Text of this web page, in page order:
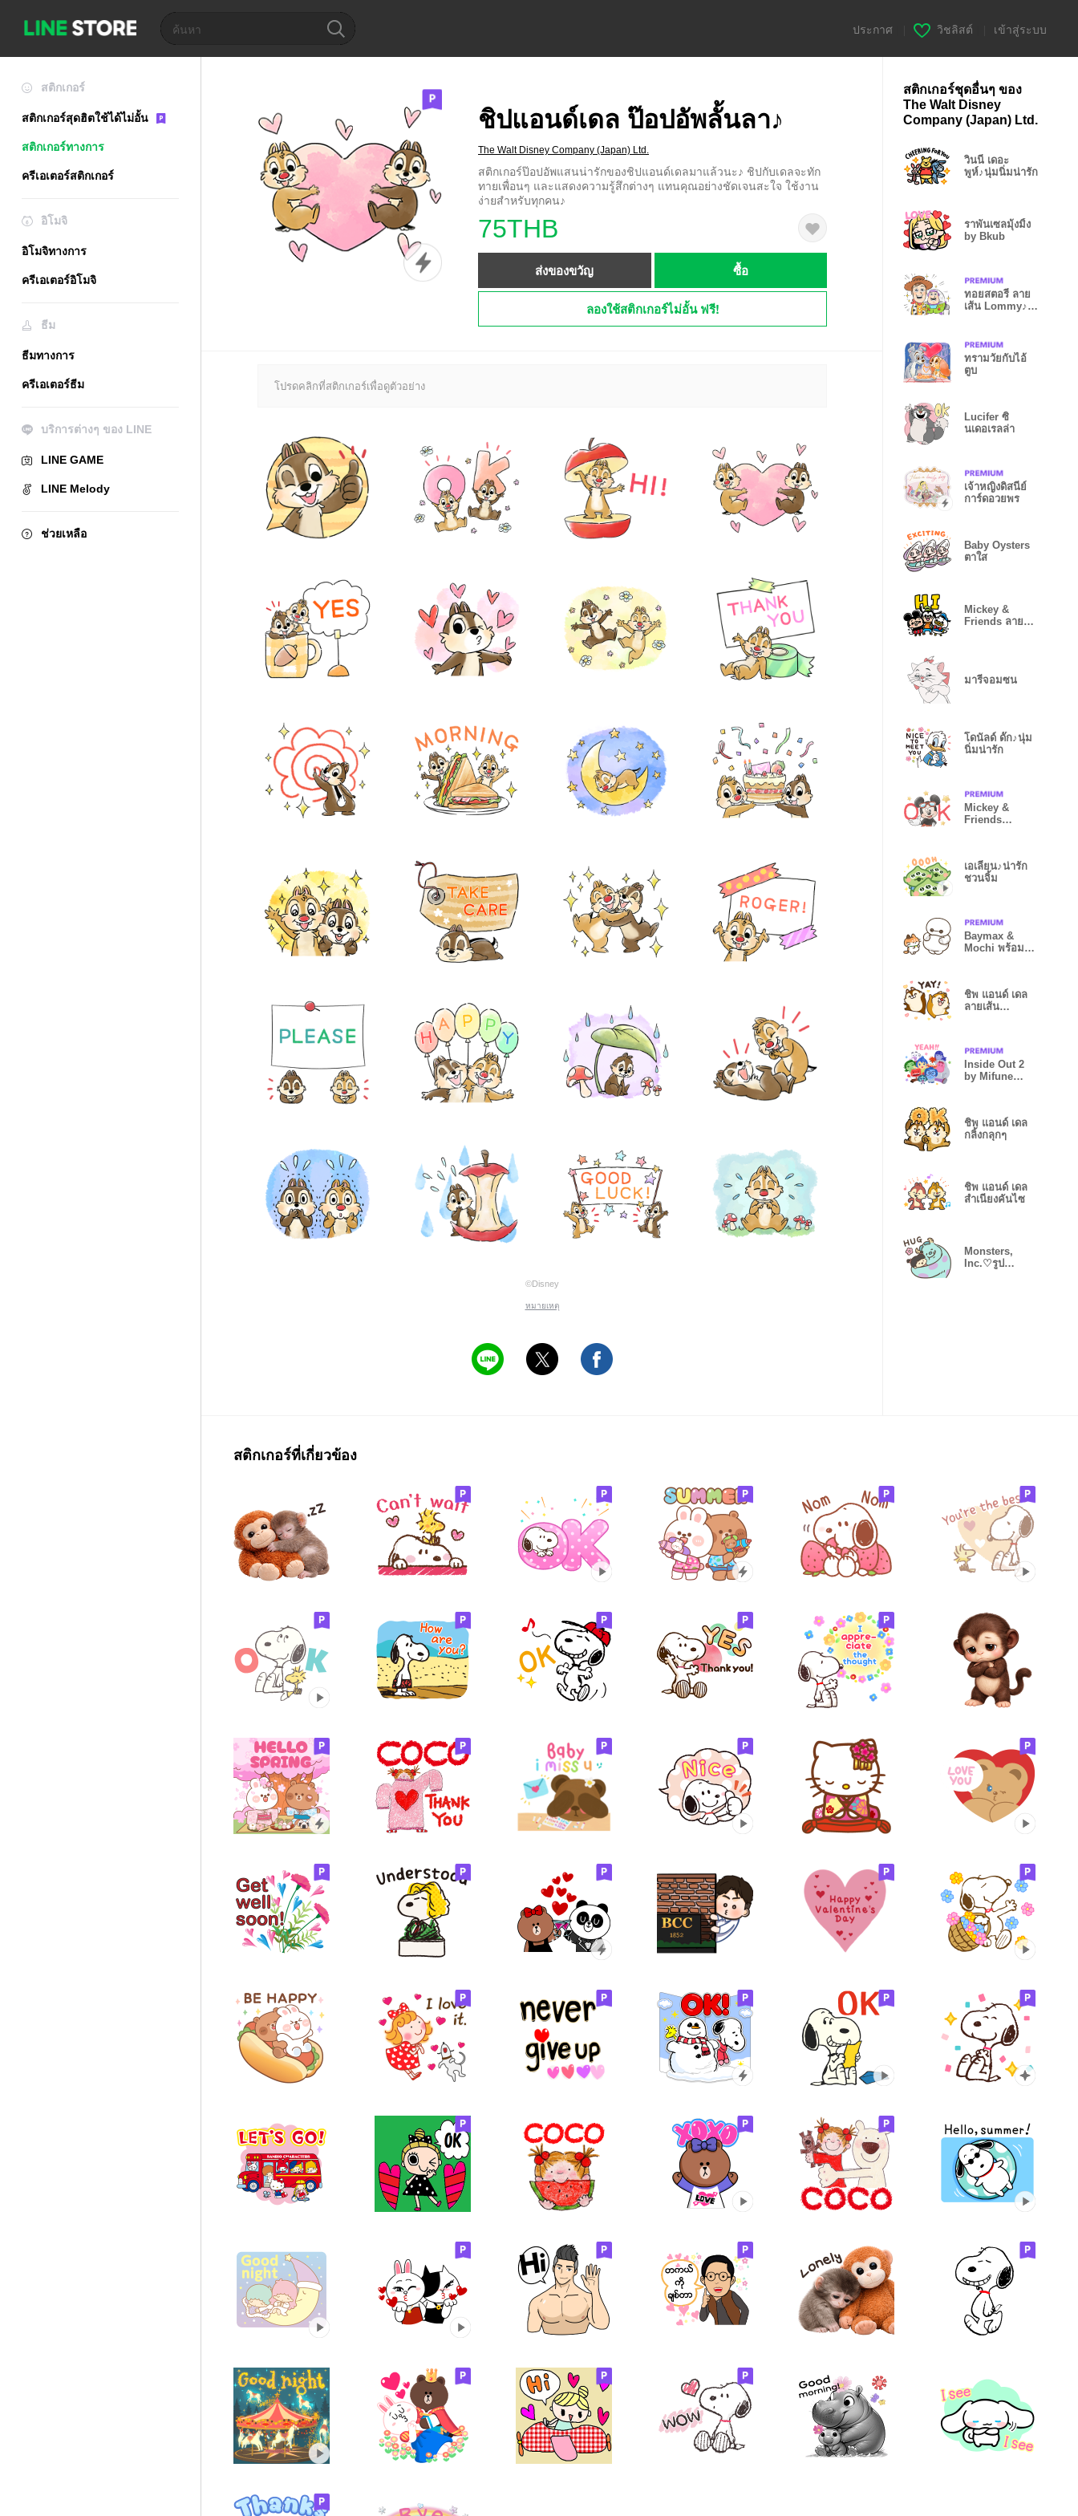
ประกาศ วิชลิสต์ เข้าสู่ระบบ
สติกเกอร์
สติกเกอร์สุดฮิตใช้ได้ไม่อั้น
สติกเกอร์ทางการ
ครีเอเตอร์สติกเกอร์
อิโมจิ
อิโมจิทางการ
ครีเอเตอร์อิโมจิ
ธีม
ธีมทางการ
ครีเอเตอร์ธีม
บริการต่างๆ ของ LINE
LINE GAME
LINE Melody
ช่วยเหลือ
ชิปแอนด์เดล ป๊อปอัพลั้นลา♪
The Walt Disney Company (Japan) Ltd.
สติกเกอร์ป๊อปอัพแสนน่ารักของชิปแอนด์เดลมาแล้วนะ♪ ชิปกับเดลจะทัก
ทายเพื่อนๆ และแสดงความรู้สึกต่างๆ แทนคุณอย่างชัดเจนสะใจ ใช้งาน
ง่ายสำหรับทุกคน♪
75THB
ส่งของขวัญ ซื้อ
ลองใช้สติกเกอร์ไม่อั้น ฟรี!
โปรดคลิกที่สติกเกอร์เพื่อดูตัวอย่าง
©Disney
หมายเหตุ
สติกเกอร์ชุดอื่นๆ ของ
The Walt Disney
Company (Japan) Ltd.
วินนี่ เดอะ
พูห์♪นุ่มนิ่มน่ารัก
ราพันเซลมุ้งมิ้ง
by Bkub
ทอยสตอรี่ ลาย
เส้น Lommy♪
ทรามวัยกับไอ้
ตูบ
Lucifer ซิ
นเดอเรลล่า
เจ้าหญิงดิสนีย์
การ์ดอวยพร
Baby Oysters
ตาใส
Mickey &
Friends ลาย
มารีจอมซน
โดนัลด์ ดั๊ก♪นุ่ม
นิ่มน่ารัก
Mickey &
Friends
เอเลี่ยน♪น่ารัก
ชวนจิ้ม
Baymax &
Mochi พร้อม
ชิพ แอนด์ เดล
ลายเส้น
Inside Out 2
by Mifune
ชิพ แอนด์ เดล
กลิ้งกลุกๆ
ชิพ แอนด์ เดล
สำเนียงคันไซ
Monsters,
Inc.♡รูป
สติกเกอร์ที่เกี่ยวข้อง